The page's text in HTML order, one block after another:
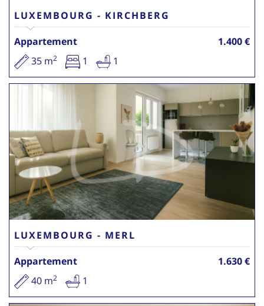
LUXEMBOURG - KIRCHBERG
Appartement
1.400 €
35 m2 1 1
LUXEMBOURG - MERL
Appartement
1.630 €
40 m2 1